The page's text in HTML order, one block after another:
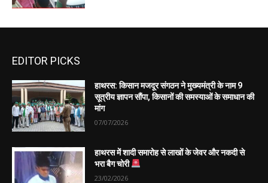
EDITOR PICKS
हाथरस: किसान मजदूर संगठन ने मुख्यमंत्री के नाम 9
सूत्रीय ज्ञापन सौंपा, किसानों की समस्याओं के समाधान की
मांग
07/07/2026
हाथरस में शादी समारोह से लाखों के जेवर और नकदी से
भरा बैग चोरी
23/02/2026